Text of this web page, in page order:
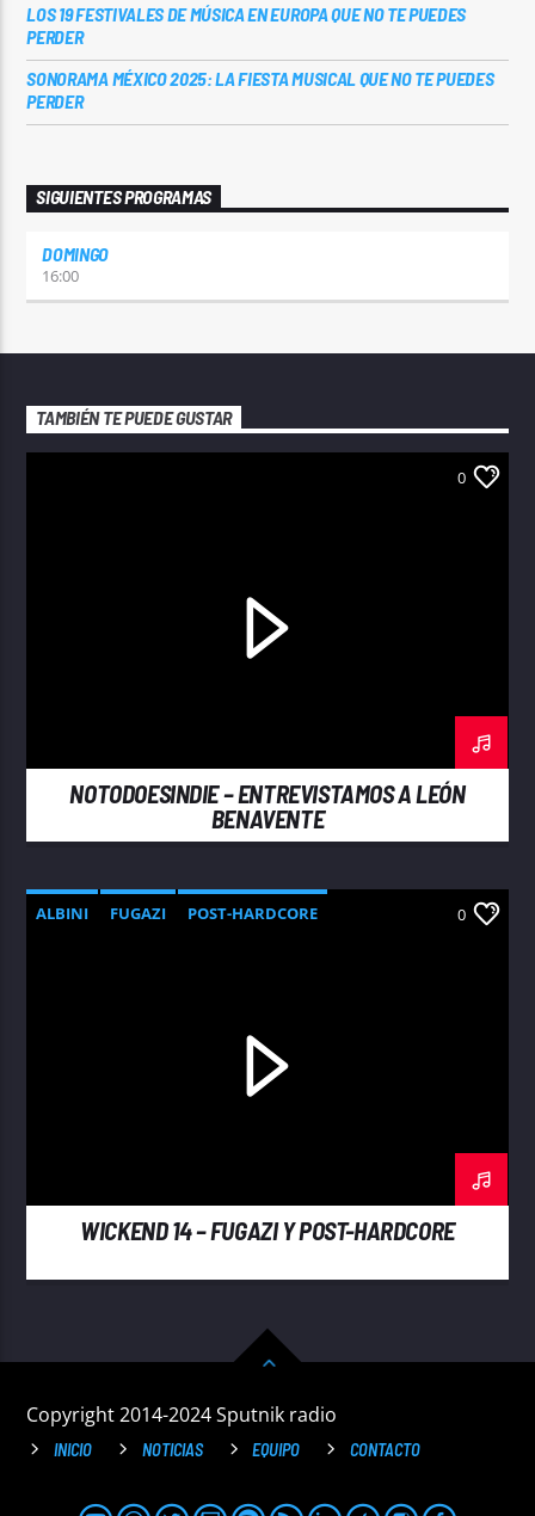
LOS 19 FESTIVALES DE MÚSICA EN EUROPA QUE NO TE PUEDES
PERDER
SONORAMA MÉXICO 2025: LA FIESTA MUSICAL QUE NO TE PUEDES
PERDER
SIGUIENTES PROGRAMAS
DOMINGO
16:00
TAMBIÉN TE PUEDE GUSTAR
0
NOTODOESINDIE – ENTREVISTAMOS A LEÓN
BENAVENTE
ALBINI FUGAZI POST-HARDCORE 0
WICKEND 14 – FUGAZI Y POST-HARDCORE
Copyright 2014-2024 Sputnik radio
INICIO NOTICIAS EQUIPO CONTACTO